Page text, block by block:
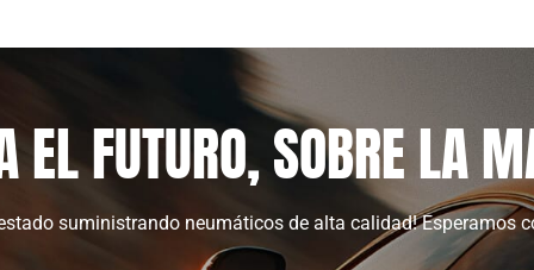
FUTURO, SOBRE LA
suministrando neumáticos de alta calidad! Esperamos